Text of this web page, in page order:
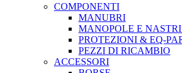
COMPONENTI
MANUBRI
MANOPOLE E
PROTEZIONI & EQ-
PEZZI DI RICAMBIO
ACCESSORI